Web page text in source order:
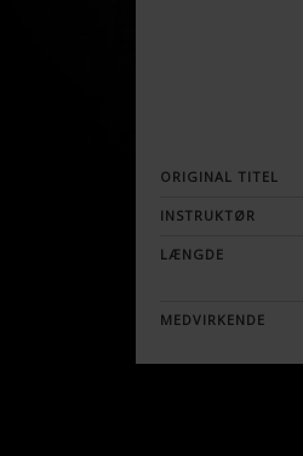
ORIGINAL TITEL
INSTRUKTØR
LÆNGDE
MEDVIRKENDE